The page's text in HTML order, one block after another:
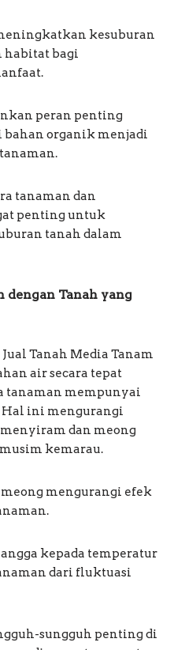
kesuburan
habitat bagi
peran penting
bahan organik menjadi
tanaman dan
penting untuk
tanah dalam
Tanah yang
Tanah Media Tanam
air secara tepat
tanaman mempunyai
Hal ini mengurangi
dan meong
kemarau.
mengurangi efek
kepada temperatur
dari fluktuasi
sungguh penting di